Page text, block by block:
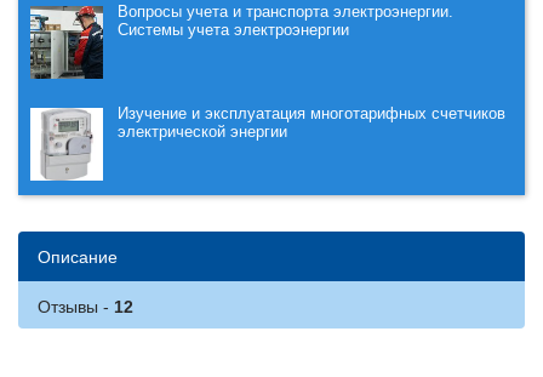
Вопросы учета и транспорта электроэнергии.
Системы учета электроэнергии
Изучение и эксплуатация многотарифных счетчиков
электрической энергии
Описание
Отзывы